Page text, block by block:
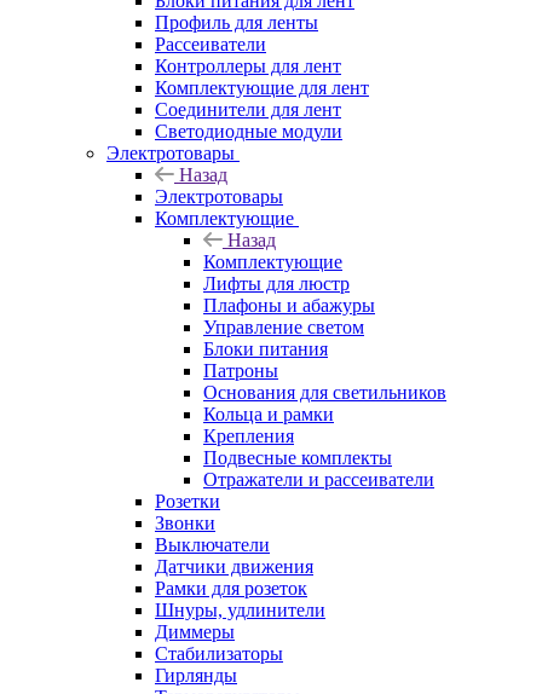
Профиль для ленты
Рассеиватели
Контроллеры для лент
Комплектующие для лент
Соединители для лент
Светодиодные модули
Электротовары
Назад
Электротовары
Комплектующие
Назад
Комплектующие
Лифты для люстр
Плафоны и абажуры
Управление светом
Блоки питания
Патроны
Основания для светильников
Кольца и рамки
Крепления
Подвесные комплекты
Отражатели и рассеиватели
Розетки
Звонки
Выключатели
Датчики движения
Рамки для розеток
Шнуры, удлинители
Диммеры
Стабилизаторы
Гирлянды